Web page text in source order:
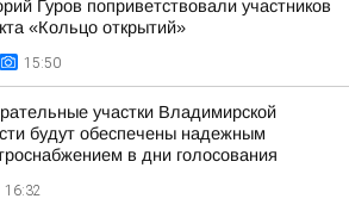
Гуров поприветствовали участников
«Кольцо открытий»
15:50
участки Владимирской
будут обеспечены надежным
в дни голосования
16:32